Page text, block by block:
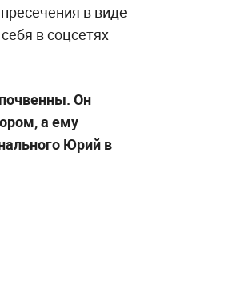
в виде
в соцсетях
Он
а ему
Юрий в